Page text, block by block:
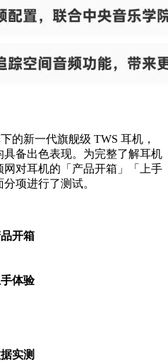
的新一代旗舰级 TWS 耳机，
备出色表现。为完整了解耳机
对耳机的「产品开箱」「上手
项进行了测试。
开箱
体验
实测